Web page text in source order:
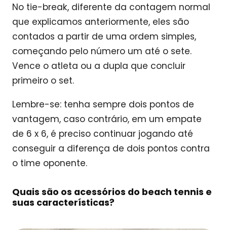
No tie-break, diferente da contagem normal
que explicamos anteriormente, eles são
contados a partir de uma ordem simples,
começando pelo número um até o sete.
Vence o atleta ou a dupla que concluir
primeiro o set.
Lembre-se: tenha sempre dois pontos de
vantagem, caso contrário, em um empate
de 6 x 6, é preciso continuar jogando até
conseguir a diferença de dois pontos contra
o time oponente.
Quais são os acessórios do beach tennis e
suas características?